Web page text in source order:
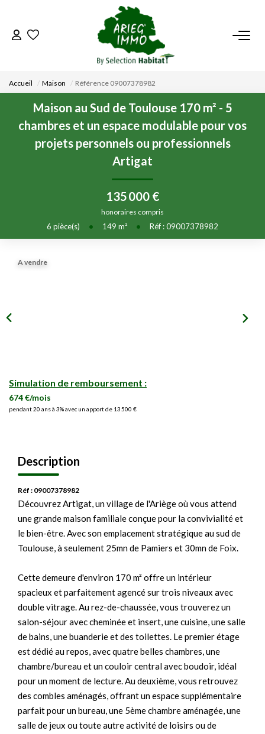
ACCUEIL
NOS BIENS
VENDRE UN BIEN
DÉPOSEZ VOTRE RECHERCHE
NOUS REJOINDRE
CONTACT
Accueil Maison Référence 09007378982
Maison au Sud de Toulouse 170 m² - 5
chambres et un espace modulable pour vos
projets personnels ou professionnels
Artigat
135 000 €
honoraires compris
6 pièce(s) • 149 m² • Réf : 09007378982
A vendre
Simulation de remboursement :
674 €/mois
pendant 20 ans à 3% avec un apport de 13 500 €
Description
Réf : 09007378982
Découvrez Artigat, un village de l'Ariège où vous attend
une grande maison familiale conçue pour la convivialité et
le bien-être. Avec son emplacement stratégique au sud de
Toulouse, à seulement 25mn de Pamiers et 30mn de Foix.
Cette demeure d'environ 170 m² offre un intérieur
spacieux et parfaitement agencé sur trois niveaux avec
double vitrage. Au rez-de-chaussée, vous trouverez un
salon-séjour avec cheminée et insert, une cuisine, une salle
de bains, une buanderie et des toilettes. Le premier étage
est dédié au repos, avec quatre belles chambres, une
chambre/bureau et un couloir central avec boudoir, idéal
pour un moment de lecture. Au deuxième, vous retrouvez
des combles aménagés, offrant un espace supplémentaire
parfait pour un bureau, une 5ème chambre aménagée, une
salle de jeux ou toute autre activité de loisirs ou de